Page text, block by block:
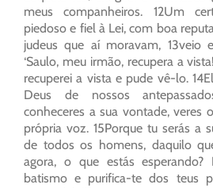
meus companheiros. 12Um
piedoso e fiel à Lei, com boa
judeus que aí moravam, 13veio
‘Saulo, meu irmão, recupera a
recuperei a vista e pude vê-lo.
Deus de nossos
conheceres a sua vontade, veres
própria voz. 15Porque tu serás a
de todos os homens, daquilo
agora, o que estás esperando?
batismo e purifica-te dos teus